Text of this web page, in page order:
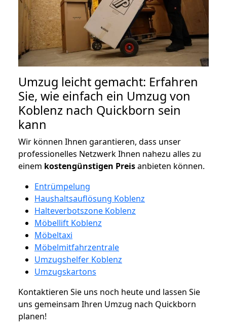
Umzug leicht gemacht: Erfahren
Sie, wie einfach ein Umzug von
Koblenz nach Quickborn sein
kann
Wir können Ihnen garantieren, dass unser
professionelles Netzwerk Ihnen nahezu alles zu
einem kostengünstigen Preisanbieten können.
Entrümpelung
Haushaltsauflösung Koblenz
Halteverbotszone Koblenz
Möbellift Koblenz
Möbeltaxi
Möbelmitfahrzentrale
Umzugshelfer Koblenz
Umzugskartons
Kontaktieren Sie uns noch heute und lassen Sie
uns gemeinsam Ihren Umzug nach Quickborn
planen!